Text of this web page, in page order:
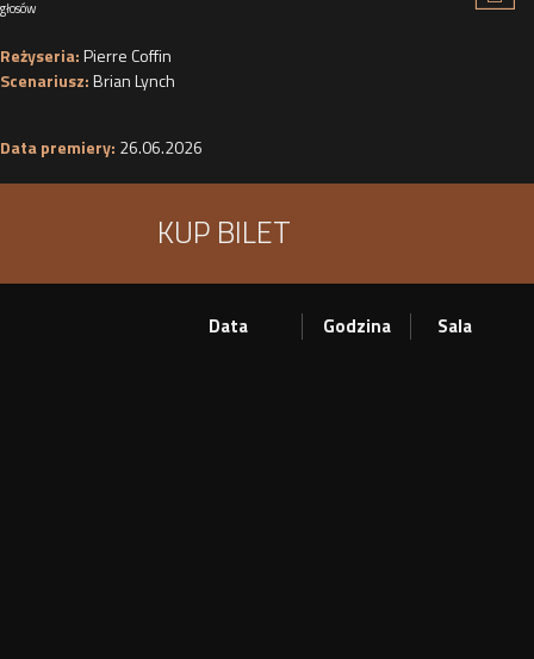
głosów
Reżyseria:Pierre Coffin
Scenariusz:Brian Lynch
Data premiery: 26.06.2026
KUP BILET
Data Godzina Sala